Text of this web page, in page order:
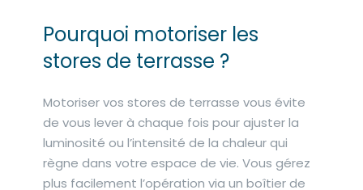
Pourquoi motoriser les
stores de terrasse ?
Motoriser vos stores de terrasse vous évite
de vous lever à chaque fois pour ajuster la
luminosité ou l’intensité de la chaleur qui
règne dans votre espace de vie. Vous gérez
plus facilement l’opération via un boîtier de